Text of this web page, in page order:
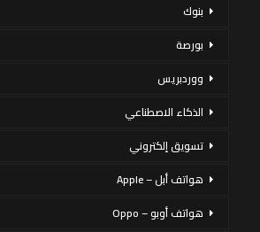
بنوك
بورصة
ووردبريس
الذكاء الاصطناعي
تسويق إلكتروني
هواتف أبل – Apple
هواتف أوبو – Oppo